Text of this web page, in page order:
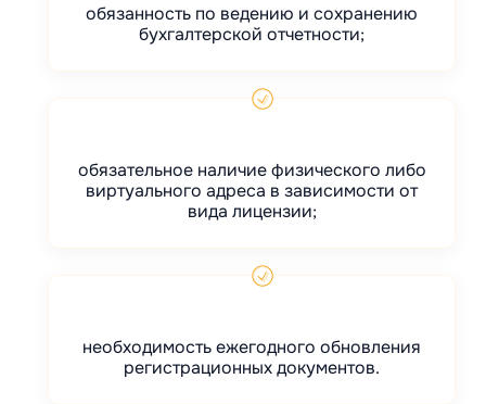
обязанность по ведению и сохранению
бухгалтерской отчетности;
обязательное наличие физического либо
виртуального адреса в зависимости от
вида лицензии;
необходимость ежегодного обновления
регистрационных документов.